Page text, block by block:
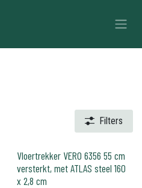
Filters
Vloertrekker VERO 6356 55 cm
versterkt, met ATLAS steel 160
x 2,8 cm